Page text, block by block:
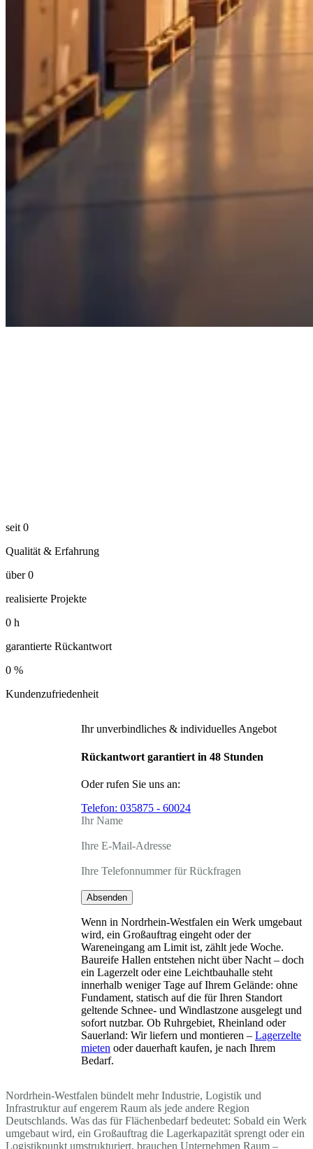
seit 0
Qualität & Erfahrung
über 0
realisierte Projekte
0 h
garantierte Rückantwort
0 %
Kundenzufriedenheit
Ihr unverbindliches & individuelles Angebot
Rückantwort garantiert in 48 Stunden
Oder rufen Sie uns an:
Telefon: 035875 - 60024
Ihr Name
Ihre E-Mail-Adresse
Ihre Telefonnummer für Rückfragen
Absenden
Wenn in Nordrhein-Westfalen ein Werk umgebaut
wird, ein Großauftrag eingeht oder der
Wareneingang am Limit ist, zählt jede Woche.
Baureife Hallen entstehen nicht über Nacht – doch
ein Lagerzelt oder eine Leichtbauhalle steht
innerhalb weniger Tage auf Ihrem Gelände: ohne
Fundament, statisch auf die für Ihren Standort
geltende Schnee- und Windlastzone ausgelegt und
sofort nutzbar. Ob Ruhrgebiet, Rheinland oder
Sauerland: Wir liefern und montieren – Lagerzelte
mieten oder dauerhaft kaufen, je nach Ihrem
Bedarf.
Nordrhein-Westfalen bündelt mehr Industrie, Logistik und
Infrastruktur auf engerem Raum als jede andere Region
Deutschlands. Was das für Flächenbedarf bedeutet: Sobald ein Werk
umgebaut wird, ein Großauftrag die Lagerkapazität sprengt oder ein
Logistikpunkt umstrukturiert, brauchen Unternehmen Raum –